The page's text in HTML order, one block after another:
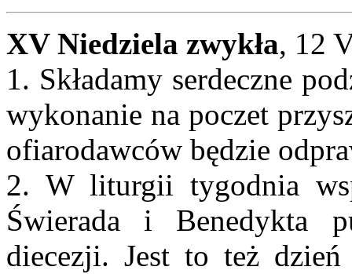
XV Niedziela zwykła, 12
1. Składamy serdeczne
wykonanie na poczet
ofiarodawców będzie
2. W liturgii tygodnia
Świerada i Benedykta
diecezji. Jest to też